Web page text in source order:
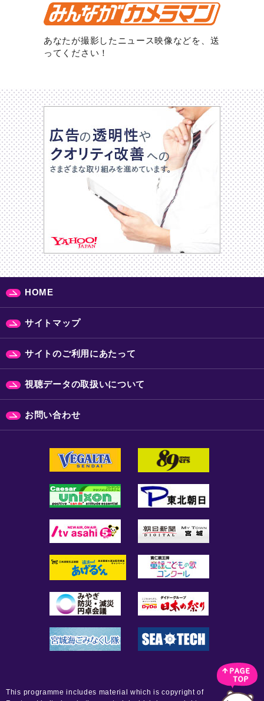
あなたが撮影したニュース映像などを、送
ってください！
HOME
サイトマップ
サイトのご利用にあたって
視聴データの取扱いについて
お問い合わせ
This programme includes material which is copyright of